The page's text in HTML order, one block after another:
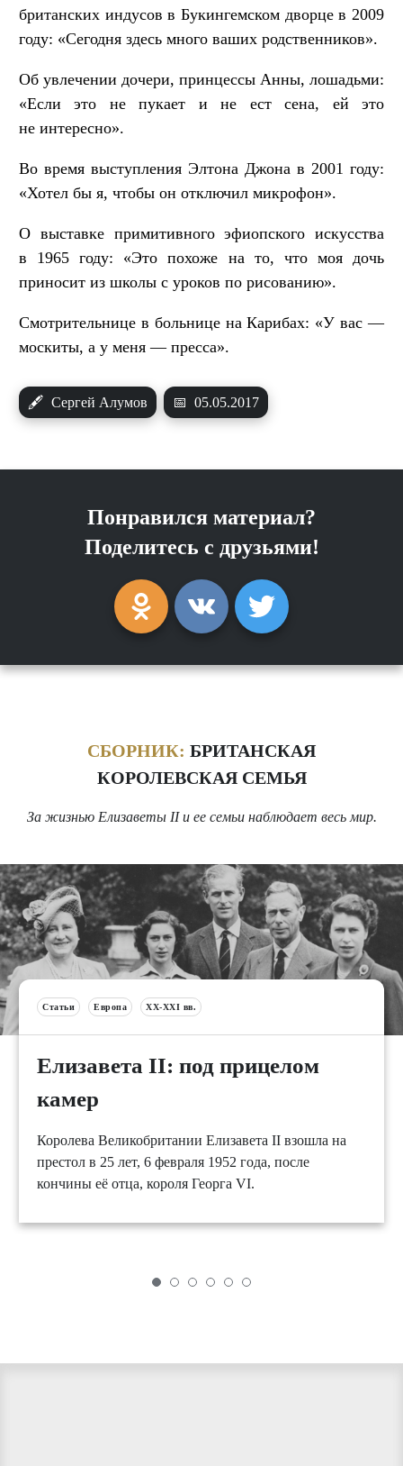
британских индусов в Букингемском дворце в 2009
году: «Сегодня здесь много ваших родственников».
Об увлечении дочери, принцессы Анны, лошадьми:
«Если это не пукает и не ест сена, ей это
не интересно».
Во время выступления Элтона Джона в 2001 году:
«Хотел бы я, чтобы он отключил микрофон».
О выставке примитивного эфиопского искусства
в 1965 году: «Это похоже на то, что моя дочь
приносит из школы с уроков по рисованию».
Смотрительнице в больнице на Карибах: «У вас —
москиты, а у меня — пресса».
🖋 Сергей Алумов 📅 05.05.2017
Понравился материал?
Поделитесь с друзьями!
СБОРНИК: БРИТАНСКАЯ
КОРОЛЕВСКАЯ СЕМЬЯ
За жизнью Елизаветы II и ее семьи наблюдает весь мир.
Статьи Европа XX-XXI вв.
Елизавета II: под прицелом
камер
Королева Великобритании Елизавета II взошла на
престол в 25 лет, 6 февраля 1952 года, после
кончины её отца, короля Георга VI.